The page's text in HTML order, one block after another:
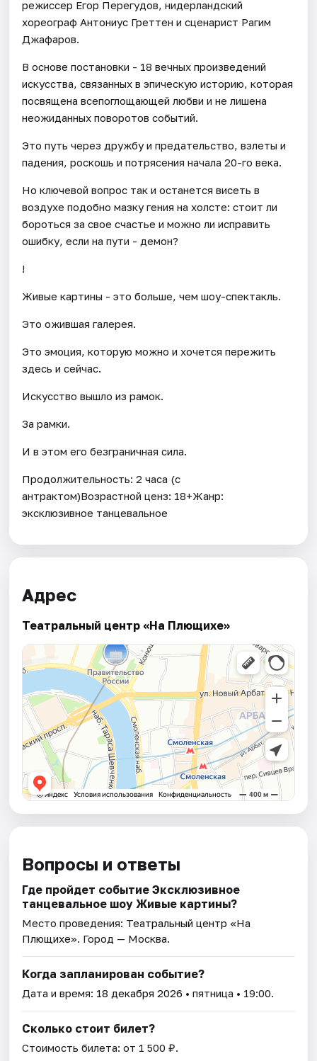
режиссер Егор Перегудов, нидерландский
хореограф Антониус Греттен и сценарист Рагим
Джафаров.
В основе постановки - 18 вечных произведений
искусства, связанных в эпическую историю, которая
посвящена всепоглощающей любви и не лишена
неожиданных поворотов событий.
Это путь через дружбу и предательство, взлеты и
падения, роскошь и потрясения начала 20-го века.
Но ключевой вопрос так и останется висеть в
воздухе подобно мазку гения на холсте: стоит ли
бороться за свое счастье и можно ли исправить
ошибку, если на пути - демон?
!
Живые картины - это больше, чем шоу-спектакль.
Это ожившая галерея.
Это эмоция, которую можно и хочется пережить
здесь и сейчас.
Искусство вышло из рамок.
За рамки.
И в этом его безграничная сила.
Продолжительность: 2 часа (с
антрактом)Возрастной ценз: 18+Жанр:
эксклюзивное танцевальное
Адрес
Театральный центр «На Плющихе»
Вопросы и ответы
Где пройдет событие Эксклюзивное
танцевальное шоу Живые картины?
Место проведения: Театральный центр «На
Плющихе». Город — Москва.
Когда запланирован событие?
Дата и время: 18 декабря 2026 • пятница • 19:00.
Сколько стоит билет?
Стоимость билета: от 1 500 ₽.